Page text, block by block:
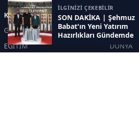
İLGİNİZİ ÇEKEBİLİR
SON DAKİKA | Şehmuz
Babat'ın Yeni Yatırım
Hazırlıkları Gündemde
Kategoriler
GÜNDEM
EKONOMİ
EĞİTİM
DÜNYA